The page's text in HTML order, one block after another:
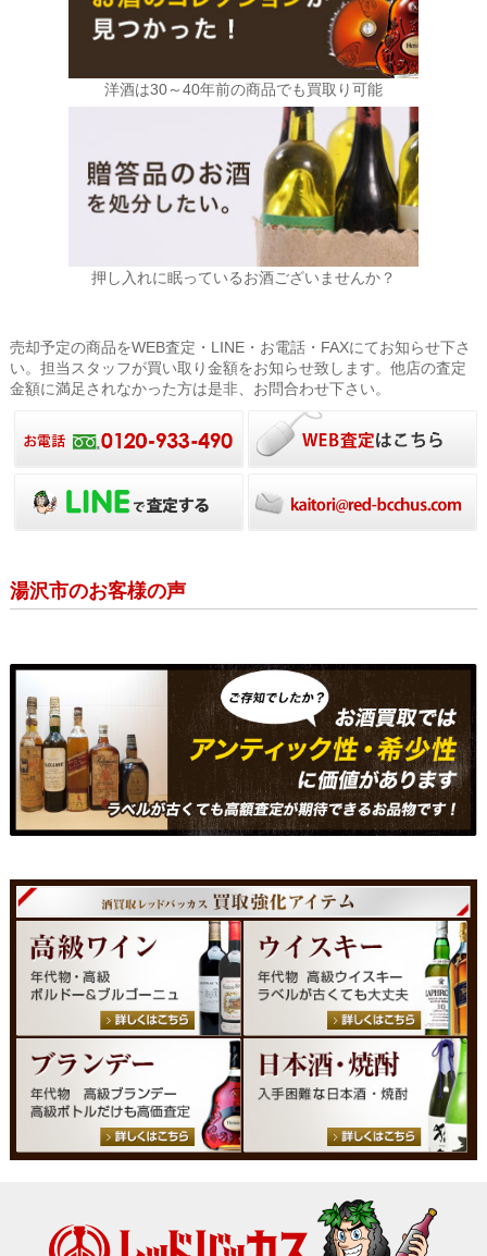
洋酒は30～40年前の商品でも買取り可能
押し入れに眠っているお酒ございませんか？
売却予定の商品をWEB査定・LINE・お電話・FAXにてお知らせ下さ
い。担当スタッフが買い取り金額をお知らせ致します。他店の査定
金額に満足されなかった方は是非、お問合わせ下さい。
湯沢市のお客様の声